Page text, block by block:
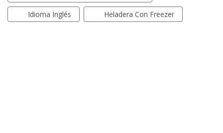
Idioma Inglés Heladera Con Freezer